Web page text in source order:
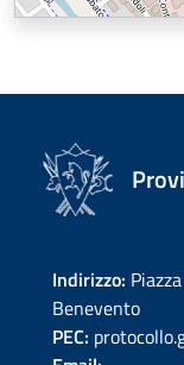
Indirizzo:
Benevento
PEC: